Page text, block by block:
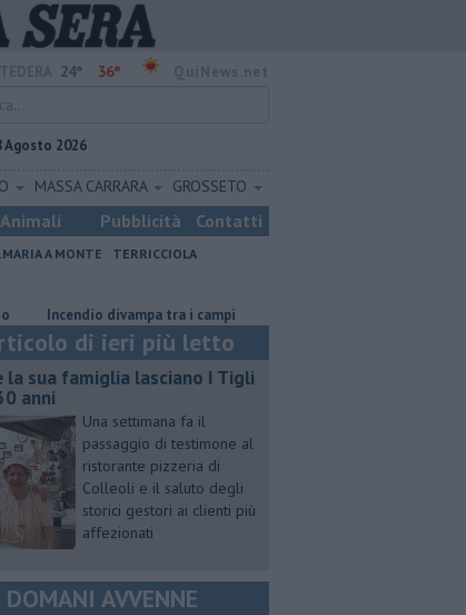
24° 36°
Agosto 2026
MASSA CARRARA GROSSETO
Animali Pubblicità Contatti
A MONTE
TERRICCIOLA
Incendio divampa tra i campi Ossicombustore, "Serve chiarezza
di ieri più letto
la sua famiglia lasciano I Tigli
anni
Una settimana fa il
passaggio di testimone al
ristorante pizzeria di
Colleoli e il saluto degli
storici gestori ai clienti più
affezionati
DOMANI AVVENNE